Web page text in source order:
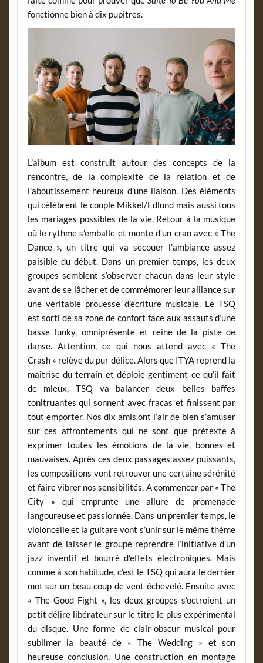
fonctionne bien à dix pupitres.
L’album est construit autour des concepts de la
rencontre, de la complexité de la relation et de
l’aboutissement heureux d’une liaison. Des éléments
qui célèbrent le couple Mikkel/Edlund mais aussi tous
les mariages possibles de la vie. Retour à la musique
où le rythme s’emballe et monte d’un cran avec « The
Dance », un titre qui va secouer l’ambiance assez
paisible du début. Dans un premier temps, les deux
groupes semblent s’observer chacun dans leur style
avant de se lâcher et de commémorer leur alliance sur
une véritable prouesse d’écriture musicale. Le TSQ
est sorti de sa zone de confort face aux assauts d’une
basse funky, omniprésente et reine de la piste de
danse. Attention, ce qui nous attend avec « The
Crash » relève du pur délice. Alors que ITYA reprend la
maîtrise du terrain et déploie gentiment ce qu’il fait
de mieux, TSQ va balancer deux belles baffes
tonitruantes qui sonnent avec fracas et finissent par
tout emporter. Nos dix amis ont l’air de bien s’amuser
sur ces affrontements qui ne sont que prétexte à
exprimer toutes les émotions de la vie, bonnes et
mauvaises. Après ces deux passages assez puissants,
les compositions vont retrouver une certaine sérénité
et faire vibrer nos sensibilités. A commencer par « The
City » qui emprunte une allure de promenade
langoureuse et passionnée. Dans un premier temps, le
violoncelle et la guitare vont s’unir sur le même thème
avant de laisser le groupe reprendre l’initiative d’un
jazz inventif et bourré d’effets électroniques. Mais
comme à son habitude, c’est le TSQ qui aura le dernier
mot sur un beau coup de vent échevelé. Ensuite avec
« The Good Fight », les deux groupes s’octroient un
petit délire libérateur sur le titre le plus expérimental
du disque. Une forme de clair-obscur musical pour
sublimer la beauté de « The Wedding » et son
heureuse conclusion. Une construction en montage